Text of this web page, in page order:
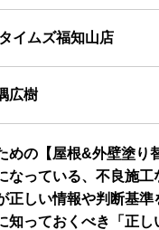
イムズ福知山店
広樹
めの【屋根&外壁塗り
なっている、不良施
正しい情報や判断基
知っておくべき「正